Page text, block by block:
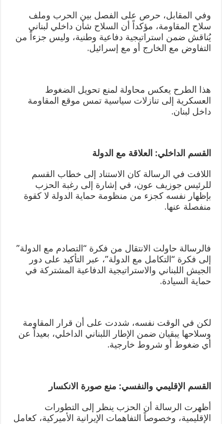
وفي المقابل، حرص على الفصل بين الحرب وملف
سلاح المقاومة، مؤكداً أن السلاح شأن داخلي لبناني
يُناقش ضمن استراتيجية دفاعية وطنية، وليس جزءاً من
التفاوض مع الخارج أو مع إسرائيل.
هذا الطرح يعكس محاولة لمنع تحويل الضغوط
العسكرية إلى تنازلات سياسية تمس موقع المقاومة
داخل لبنان.
القسم الداخلي: العلاقة مع الدولة
اللافت في الرسالة كان الاستناد إلى خطاب القسم
للرئيس جوزيف عون، في إشارة إلى رغبة الحزب
بإظهار نفسه كجزء من منظومة حماية الدولة لا كقوة
منفصلة عنها.
فالرسالة حاولت الانتقال من فكرة “التصادم مع الدولة”
إلى فكرة “التكامل مع الدولة”، عبر التأكيد على دور
الجيش اللبناني والاستراتيجية الدفاعية المشتركة في
حماية السيادة.
لكن في الوقت نفسه، شددت على أن قرار المقاومة
وسلاحها يبقيان ضمن الإطار اللبناني الداخلي، بعيداً عن
أي ضغوط أو شروط خارجية.
القسم الإقليمي والنفسي: منع صورة الانكسار
أظهرت الرسالة أن الحزب ينظر إلى التطورات
الإقليمية، وخصوصاً التفاهمات الإيرانية الأميركية، كعامل